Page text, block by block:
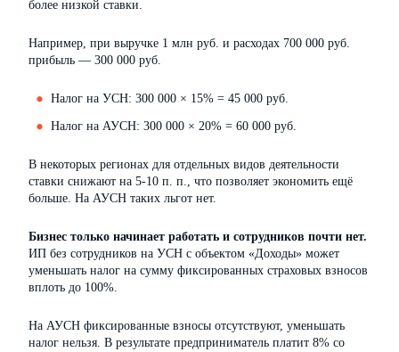
более низкой ставки.
Например, при выручке 1 млн руб. и расходах 700 000 руб.
прибыль — 300 000 руб.
Налог на УСН: 300 000 × 15% = 45 000 руб.
Налог на АУСН: 300 000 × 20% = 60 000 руб.
В некоторых регионах для отдельных видов деятельности
ставки снижают на 5-10 п. п., что позволяет экономить ещё
больше. На АУСН таких льгот нет.
Бизнес только начинает работать и сотрудников почти нет.
ИП без сотрудников на УСН с объектом «Доходы» может
уменьшать налог на сумму фиксированных страховых взносов
вплоть до 100%.
На АУСН фиксированные взносы отсутствуют, уменьшать
налог нельзя. В результате предприниматель платит 8% со